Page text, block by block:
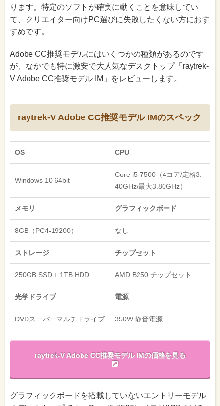
ります。特定のソフトが確実に動くことを意味してい
て、クリエイター向けPC選びに失敗したくない方におす
すめです。
Adobe CC推奨モデルにはいくつかの種類があるのです
が、なかでも特に激安で大人気なデスクトップ「raytrek-
V Adobe CC推奨モデル IM」をレビューします。
raytrek-V Adobe CC推奨モデル IMのスペック
OS CPU
Windows 10 64bit
Core i5-7500（4コア/定格3.
40GHz/最大3.80GHz）
メモリ グラフィックボード
8GB（PC4-19200） なし
ストレージ チップセット
250GB SSD + 1TB HDD AMD B250 チップセット
光学ドライブ 電源
DVDスーパーマルチドライブ 350W 静音電源
raytrek-V Adobe CC推奨モデル IMの価格を見る
グラフィックボードを搭載していないエントリーモデル